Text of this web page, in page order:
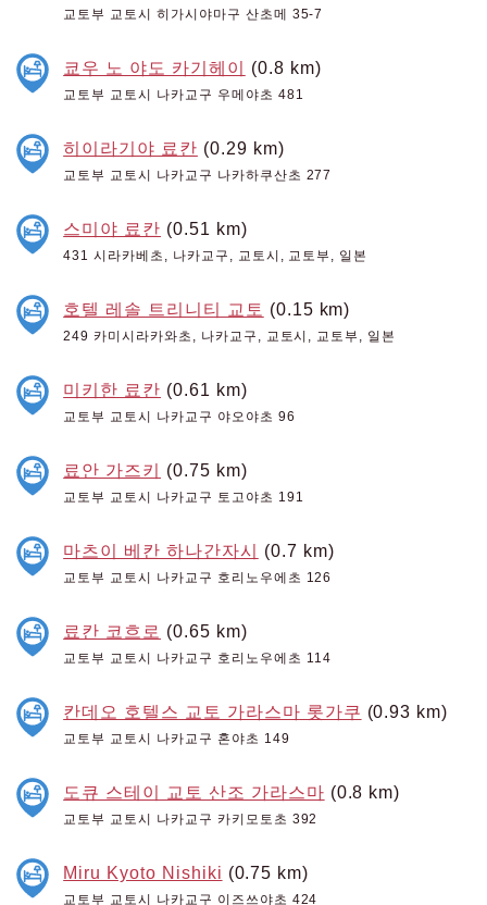
교토부 교토시 히가시야마구 산초메 35-7
쿄우 노 야도 카기헤이 (0.8 km)
교토부 교토시 나카교구 우메야초 481
히이라기야 료칸 (0.29 km)
교토부 교토시 나카교구 나카하쿠산초 277
스미야 료칸 (0.51 km)
431 시라카베초, 나카교구, 교토시, 교토부, 일본
호텔 레솔 트리니티 교토 (0.15 km)
249 카미시라카와초, 나카교구, 교토시, 교토부, 일본
미키한 료칸 (0.61 km)
교토부 교토시 나카교구 야오야초 96
료안 가즈키 (0.75 km)
교토부 교토시 나카교구 토고야초 191
마츠이 베칸 하나간자시 (0.7 km)
교토부 교토시 나카교구 호리노우에초 126
료칸 코흐로 (0.65 km)
교토부 교토시 나카교구 호리노우에초 114
칸데오 호텔스 교토 가라스마 롯가쿠 (0.93 km)
교토부 교토시 나카교구 혼야초 149
도큐 스테이 교토 산조 가라스마 (0.8 km)
교토부 교토시 나카교구 카키모토초 392
Miru Kyoto Nishiki (0.75 km)
교토부 교토시 나카교구 이즈쓰야초 424